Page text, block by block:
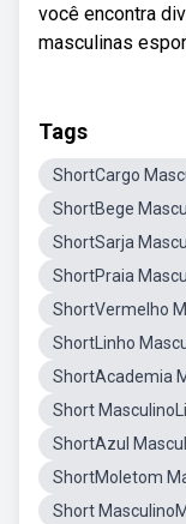
você encontra
masculinas
Tags
ShortCargo
ShortBege
ShortSarja
ShortPraia
ShortVermelho
ShortLinho
ShortAcademia
Short
ShortAzul
ShortMoletom
Short